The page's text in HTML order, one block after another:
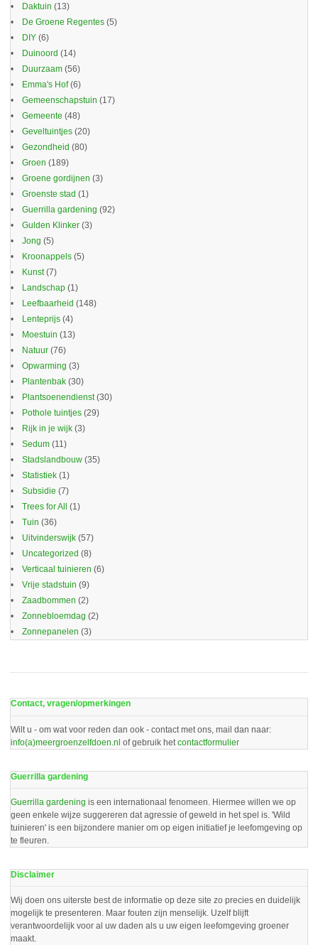
Daktuin (13)
De Groene Regentes (5)
DIY (6)
Duinoord (14)
Duurzaam (56)
Emma's Hof(6)
Gemeenschapstuin (17)
Gemeente (48)
Geveltuintjes (20)
Gezondheid (80)
Groen (189)
Groene gordijnen (3)
Groenste stad (1)
Guerrilla gardening (92)
Gulden Klinker (3)
Jong (5)
Kroonappels (5)
Kunst(7)
Landschap (1)
Leefbaarheid (148)
Lenteprijs (4)
Moestuin (13)
Natuur (76)
Opwarming (3)
Plantenbak (30)
Plantsoenendienst(30)
Pothole tuintjes (29)
Rijk in je wijk (3)
Sedum (11)
Stadslandbouw (35)
Statistiek (1)
Subsidie (7)
Trees for All
(1)
Tuin (36)
Uitvinderswijk (57)
Uncategorized (8)
Verticaal tuinieren (6)
Vrije stadstuin (9)
Zaadbommen (2)
Zonnebloemdag (2)
Zonnepanelen (3)
Contact, vragen/opmerkingen
Wilt u - om wat voor reden dan ook - contact met ons, mail dan naar:
info(a)meergroenzelfdoen.nl of gebruik het contactformulier
Guerrilla gardening
Guerrilla gardening is een internationaal fenomeen. Hiermee willen we op
geen enkele wijze suggereren dat agressie of geweld in het spel is. 'Wild
tuinieren' is een bijzondere manier om op eigen initiatief je leefomgeving op
te fleuren.
Disclaimer
Wij doen ons uiterste best de informatie op deze site zo precies en duidelijk
mogelijk te presenteren. Maar fouten zijn menselijk. Uzelf blijft
verantwoordelijk voor al uw daden als u uw eigen leefomgeving groener
maakt.